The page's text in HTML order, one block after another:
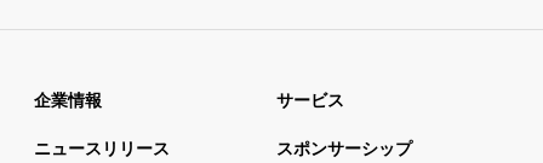
企業情報 サービス
ニュースリリース スポンサーシップ